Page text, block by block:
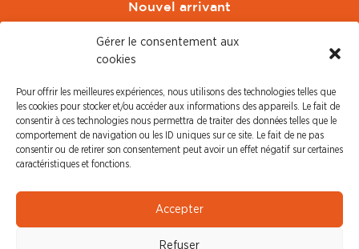
Gérer le consentement aux
cookies
Pour offrir les meilleures expériences, nous utilisons des technologies telles que
les cookies pour stocker et/ou accéder aux informations des appareils. Le fait de
consentir à ces technologies nous permettra de traiter des données telles que le
comportement de navigation ou les ID uniques sur ce site. Le fait de ne pas
consentir ou de retirer son consentement peut avoir un effet négatif sur certaines
caractéristiques et fonctions.
Accepter
Refuser
Nouvel arrivant
CFDT Cadres
CFDT Retraités
L'UFFA
PRESSE
Communiqué de Presse